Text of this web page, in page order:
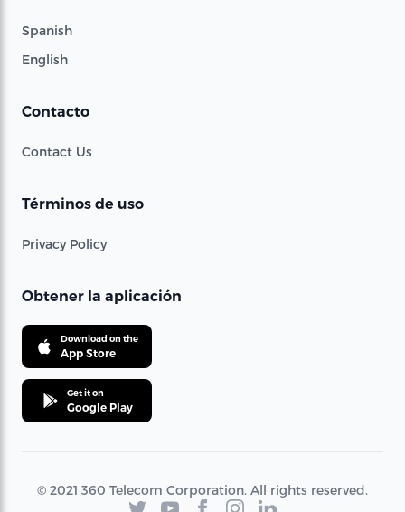
Spanish
English
Contacto
Contact Us
Términos de uso
Privacy Policy
Obtener la aplicación
Download on the
App Store
Get it on
Google Play
© 2021 360 Telecom Corporation. All rights reserved.